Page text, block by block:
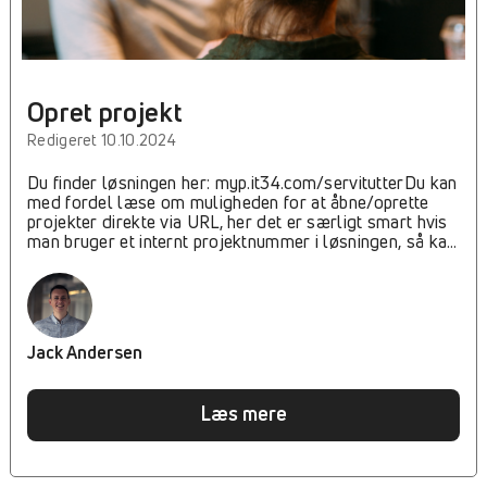
Opret projekt
Redigeret 10.10.2024
Du finder løsningen her: myp.it34.com/servitutterDu kan
med fordel læse om muligheden for at åbne/oprette
projekter direkte via URL, her det er særligt smart hvis
man bruger et internt projektnummer i løsningen, så kan
WebGIS mfl. Projekter Servitutprogrammet på
MyProperty™, kræver at man først definerer sit projekt.
Dette så vi over tid kan hold styr på tingbogsdaten på dit
projekt, det gør det muligt at skrive kommentarer eller
uploade filer specifikt til dit projekt, uden at det påvirker
også at du netop gør kommenterer til en servitut
tilgængelige indenfor alle projekterne i din
organisation.Start med at åbne projektlisten: Her kan du
du opretter et projekt, skal du indtaste et
Jack Andersen
Læs mere